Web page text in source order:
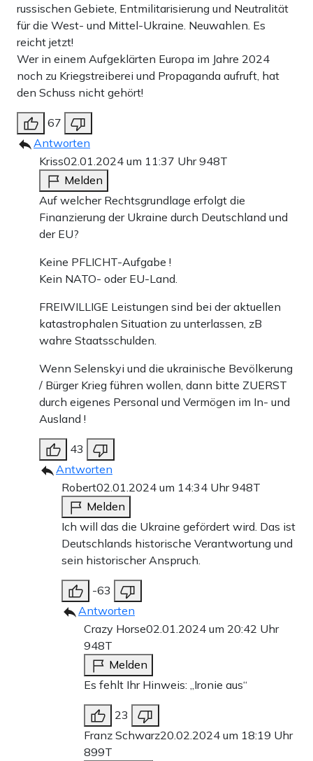
russischen Gebiete, Entmilitarisierung und Neutralität
für die West- und Mittel-Ukraine. Neuwahlen. Es
reicht jetzt!
Wer in einem Aufgeklärten Europa im Jahre 2024
noch zu Kriegstreiberei und Propaganda aufruft, hat
den Schuss nicht gehört!
67
Antworten
Kriss02.01.2024 um 11:37 Uhr948T
Melden
Auf welcher Rechtsgrundlage erfolgt die
Finanzierung der Ukraine durch Deutschland und
der EU?
Keine PFLICHT-Aufgabe !
Kein NATO- oder EU-Land.
FREIWILLIGE Leistungen sind bei der aktuellen
katastrophalen Situation zu unterlassen, zB
wahre Staatsschulden.
Wenn Selenskyi und die ukrainische Bevölkerung
/ Bürger Krieg führen wollen, dann bitte ZUERST
durch eigenes Personal und Vermögen im In- und
Ausland !
43
Antworten
Robert02.01.2024 um 14:34 Uhr948T
Melden
Ich will das die Ukraine gefördert wird. Das ist
Deutschlands historische Verantwortung und
sein historischer Anspruch.
-63
Antworten
Crazy Horse02.01.2024 um 20:42 Uhr
948T
Melden
Es fehlt Ihr Hinweis: „Ironie aus“
23
Franz Schwarz20.02.2024 um 18:19 Uhr
899T